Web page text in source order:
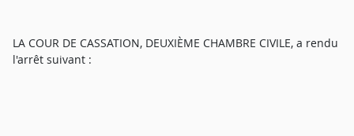
LA COUR DE CASSATION, DEUXIÈME CHAMBRE CIVILE, a rendu
l'arrêt suivant :